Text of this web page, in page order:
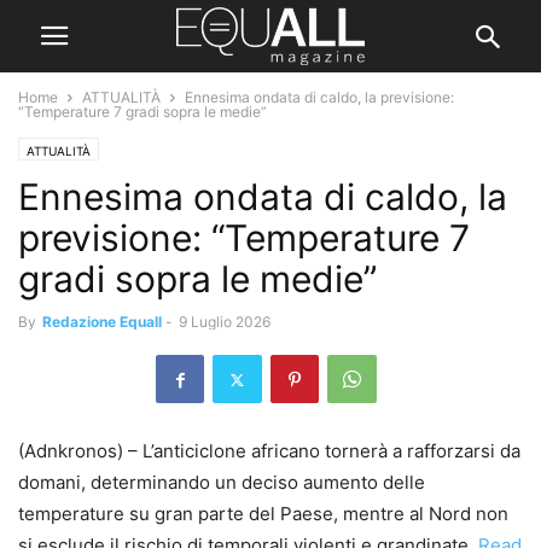
Home ATTUALITÀ
Ennesima ondata di caldo, la previsione:
“Temperature 7 gradi sopra le medie”
ATTUALITÀ
Ennesima ondata di caldo, la
previsione: “Temperature 7
gradi sopra le medie”
By Redazione Equall - 9 Luglio 2026
(Adnkronos) – L’anticiclone africano tornerà a rafforzarsi da
domani, determinando un deciso aumento delle
temperature su gran parte del Paese, mentre al Nord non